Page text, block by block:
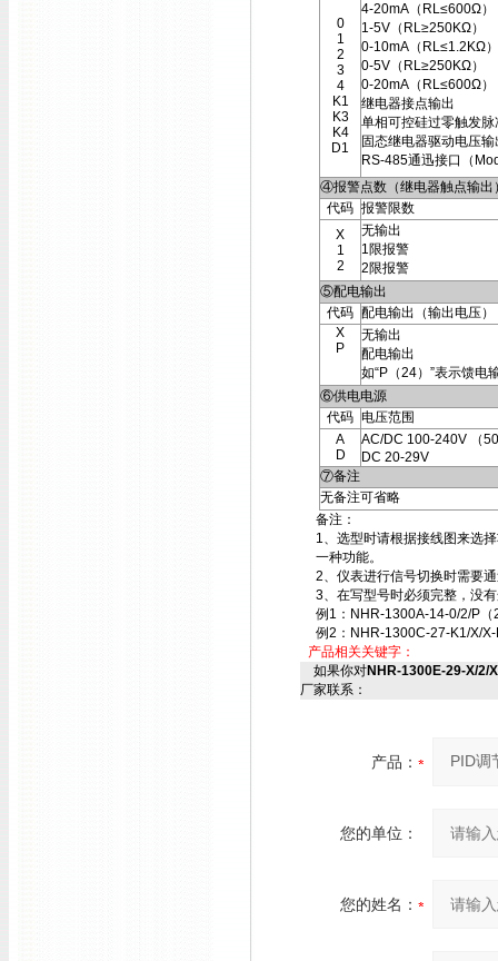
0
1
2
3
4
K1
K3
K4
D1
4-20mA（RL≤600Ω）
1-5V（RL≥250KΩ）
0-10mA（RL≤1.2KΩ）
0-5V（RL≥250KΩ）
0-20mA（RL≤600Ω）
继电器接点输出
单相可控硅过零触发脉
固态继电器驱动电压输
RS-485通迅接口（
④报警点数（继电器触点输出
代码 报警限数
X
1
2
无输出
1限报警
2限报警
⑤配电输出
代码 配电输出（输出电压）
X
P
无输出
配电输出
如“P（24）”表示馈电
⑥供电电源
代码 电压范围
A
D
AC/DC 100-240V （
DC 20-29V
⑦备注
无备注可省略
备注：
1、选型时请根据接线图来选
一种功能。
2、仪表进行信号切换时需要
3、在写型号时必须完整，没
例1：NHR-1300A-14-0/2/P（
例2：NHR-1300C-27-K1/X/X-
产品相关关键字：
如果你对NHR-1300E-29-X/2/
厂家联系：
产品：
您的单位：
您的姓名：